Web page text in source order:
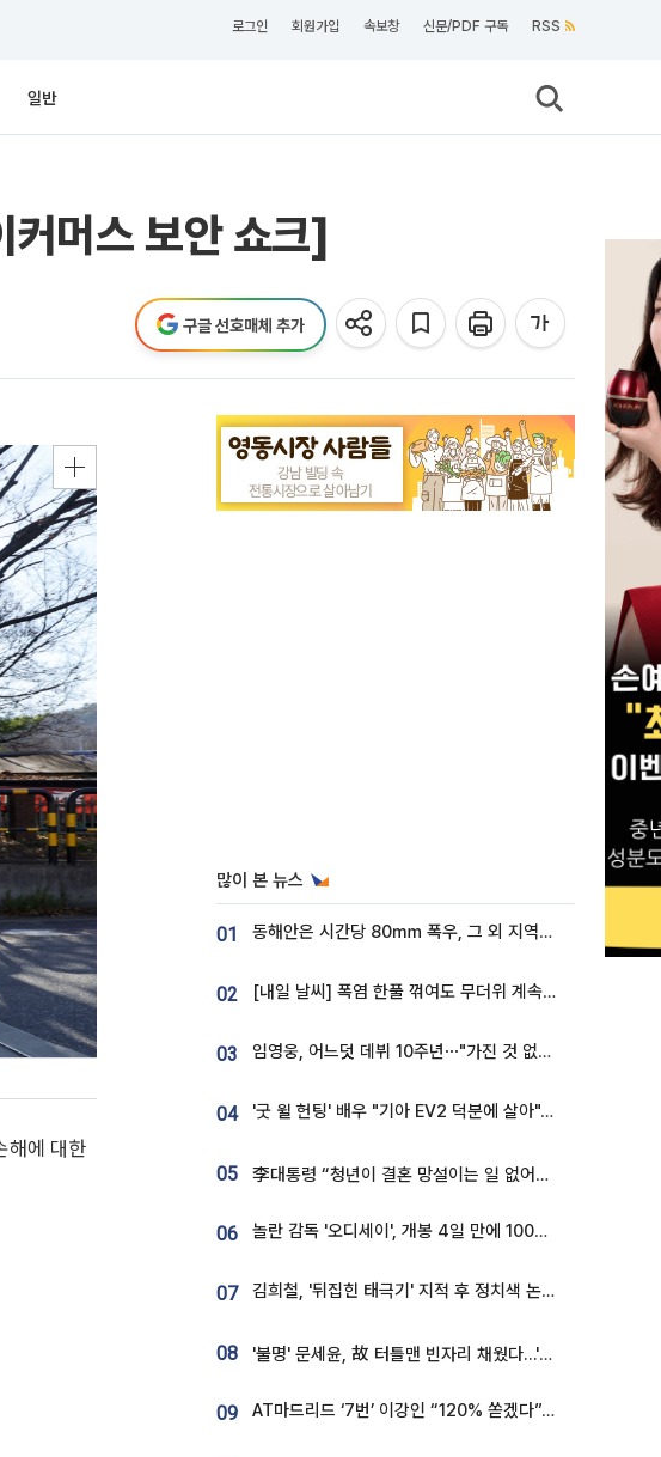
로그인 회원가입 속보창 신문/PDF 구독 RSS
일반
커머스 보안 쇼크]
구글 선호매체 추가
해에 대한
많이 본 뉴스
01 동해안은 시간당 80㎜ 폭우, 그 외 지역은 폭염…‘극과 극 날씨’
02 [내일 날씨] 폭염 한풀 꺾여도 무더위 계속⋯동해안 이틀 연속 비
03 임영웅, 어느덧 데뷔 10주년⋯"가진 것 없던 시절, 내 앞엔 20명의 팬뿐"
04 '굿 윌 헌팅' 배우 "기아 EV2 덕분에 살아"…교통사고 후 안전성 극찬
05 李대통령 “청년이 결혼 망설이는 일 없어야...제도상 불이익 조사”
06 놀란 감독 '오디세이', 개봉 4일 만에 100만 돌파⋯'왕사남' 보다 빠르다
07 김희철, '뒤집힌 태극기' 지적 후 정치색 논란…"좌우 떠나 우리나라 국기"
08 '불명' 문세윤, 故 터틀맨 빈자리 채웠다…'거북이' 눈물의 최종 우승
09 AT마드리드 ‘7번’ 이강인 “120% 쏟겠다”⋯시메오네 감독 “필요한 선수”